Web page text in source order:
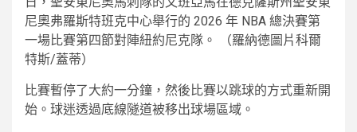
尼奧弗羅斯特班克中心舉行的 2026 年 NBA 總決賽第
一場比賽第四節對陣紐約尼克隊。
（羅納德圖片科爾
特斯/蓋蒂）
比賽暫停了大約一分鐘，然後比賽以跳球的方式重新開
始。球迷透過底線隧道被移出球場區域。